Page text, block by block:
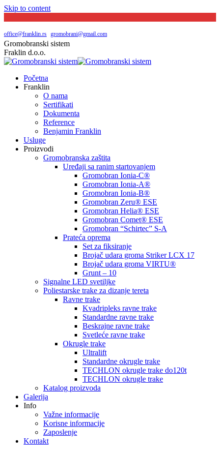
Skip to content
office@franklin.rs gromobrani@gmail.com
Gromobranski sistem
Fraklin d.o.o.
Početna
Franklin
O nama
Sertifikati
Dokumenta
Reference
Benjamin Franklin
Usluge
Proizvodi
Gromobranska zaštita
Uređaji sa ranim startovanjem
Gromobran Ionia-C®
Gromobran Ionia-A®
Gromobran Ionia-B®
Gromobran Zeru® ESE
Gromobran Helia® ESE
Gromobran Comet® ESE
Gromobran “Schirtec” S-A
Prateća oprema
Set za fiksiranje
Brojač udara groma Striker LCX 17
Brojač udara groma VIRTU®
Grunt – 10
Signalne LED svetiljke
Poliestarske trake za dizanje tereta
Ravne trake
Kvadripleks ravne trake
Standardne ravne trake
Beskrajne ravne trake
Svetleće ravne trake
Okrugle trake
Ultralift
Standardne okrugle trake
TECHLON okrugle trake do120t
TECHLON okrugle trake
Katalog proizvoda
Galerija
Info
Važne informacije
Korisne informacije
Zaposlenje
Kontakt